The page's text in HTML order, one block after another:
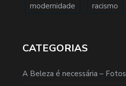
modernidade racismo
CATEGORIAS
A Beleza é necessária – Fotos